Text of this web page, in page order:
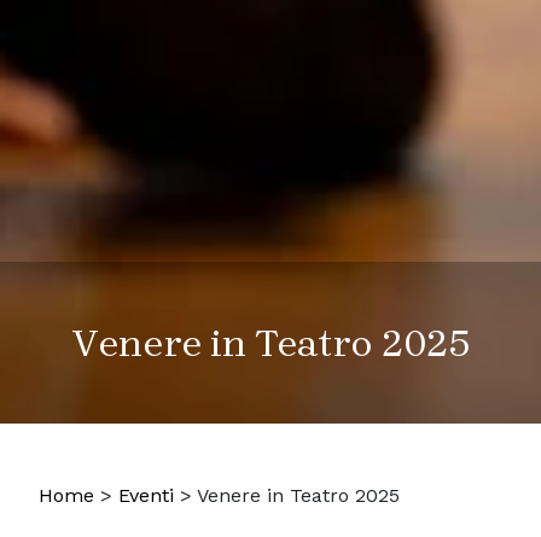
Venere in Teatro 2025
Home > Eventi > Venere in Teatro 2025